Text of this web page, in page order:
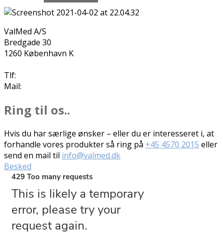
ValMed A/S
Bredgade 30
1260 København K
Tlf:
Mail:
Ring til os..
Hvis du har særlige ønsker – eller du er interesseret i, at
forhandle vores produkter så ring på +45 4570 2015 eller
send en mail til info@valmed.dk
Besked